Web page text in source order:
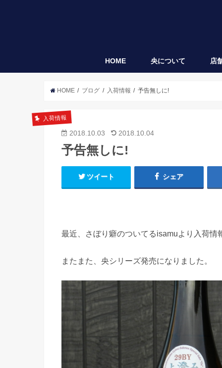
HOME 央について 店
HOME ブログ 入荷情報 予告無しに!
入荷情報
2018.10.03 2018.10.04
予告無しに!
ツイート シェア
最近、さぼり癖のついてるisamuより入荷情
またまた、央シリーズ発売になりました。